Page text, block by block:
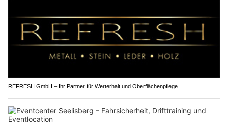
REFRESH GmbH – Ihr Partner für Werterhalt und Oberflächenpflege